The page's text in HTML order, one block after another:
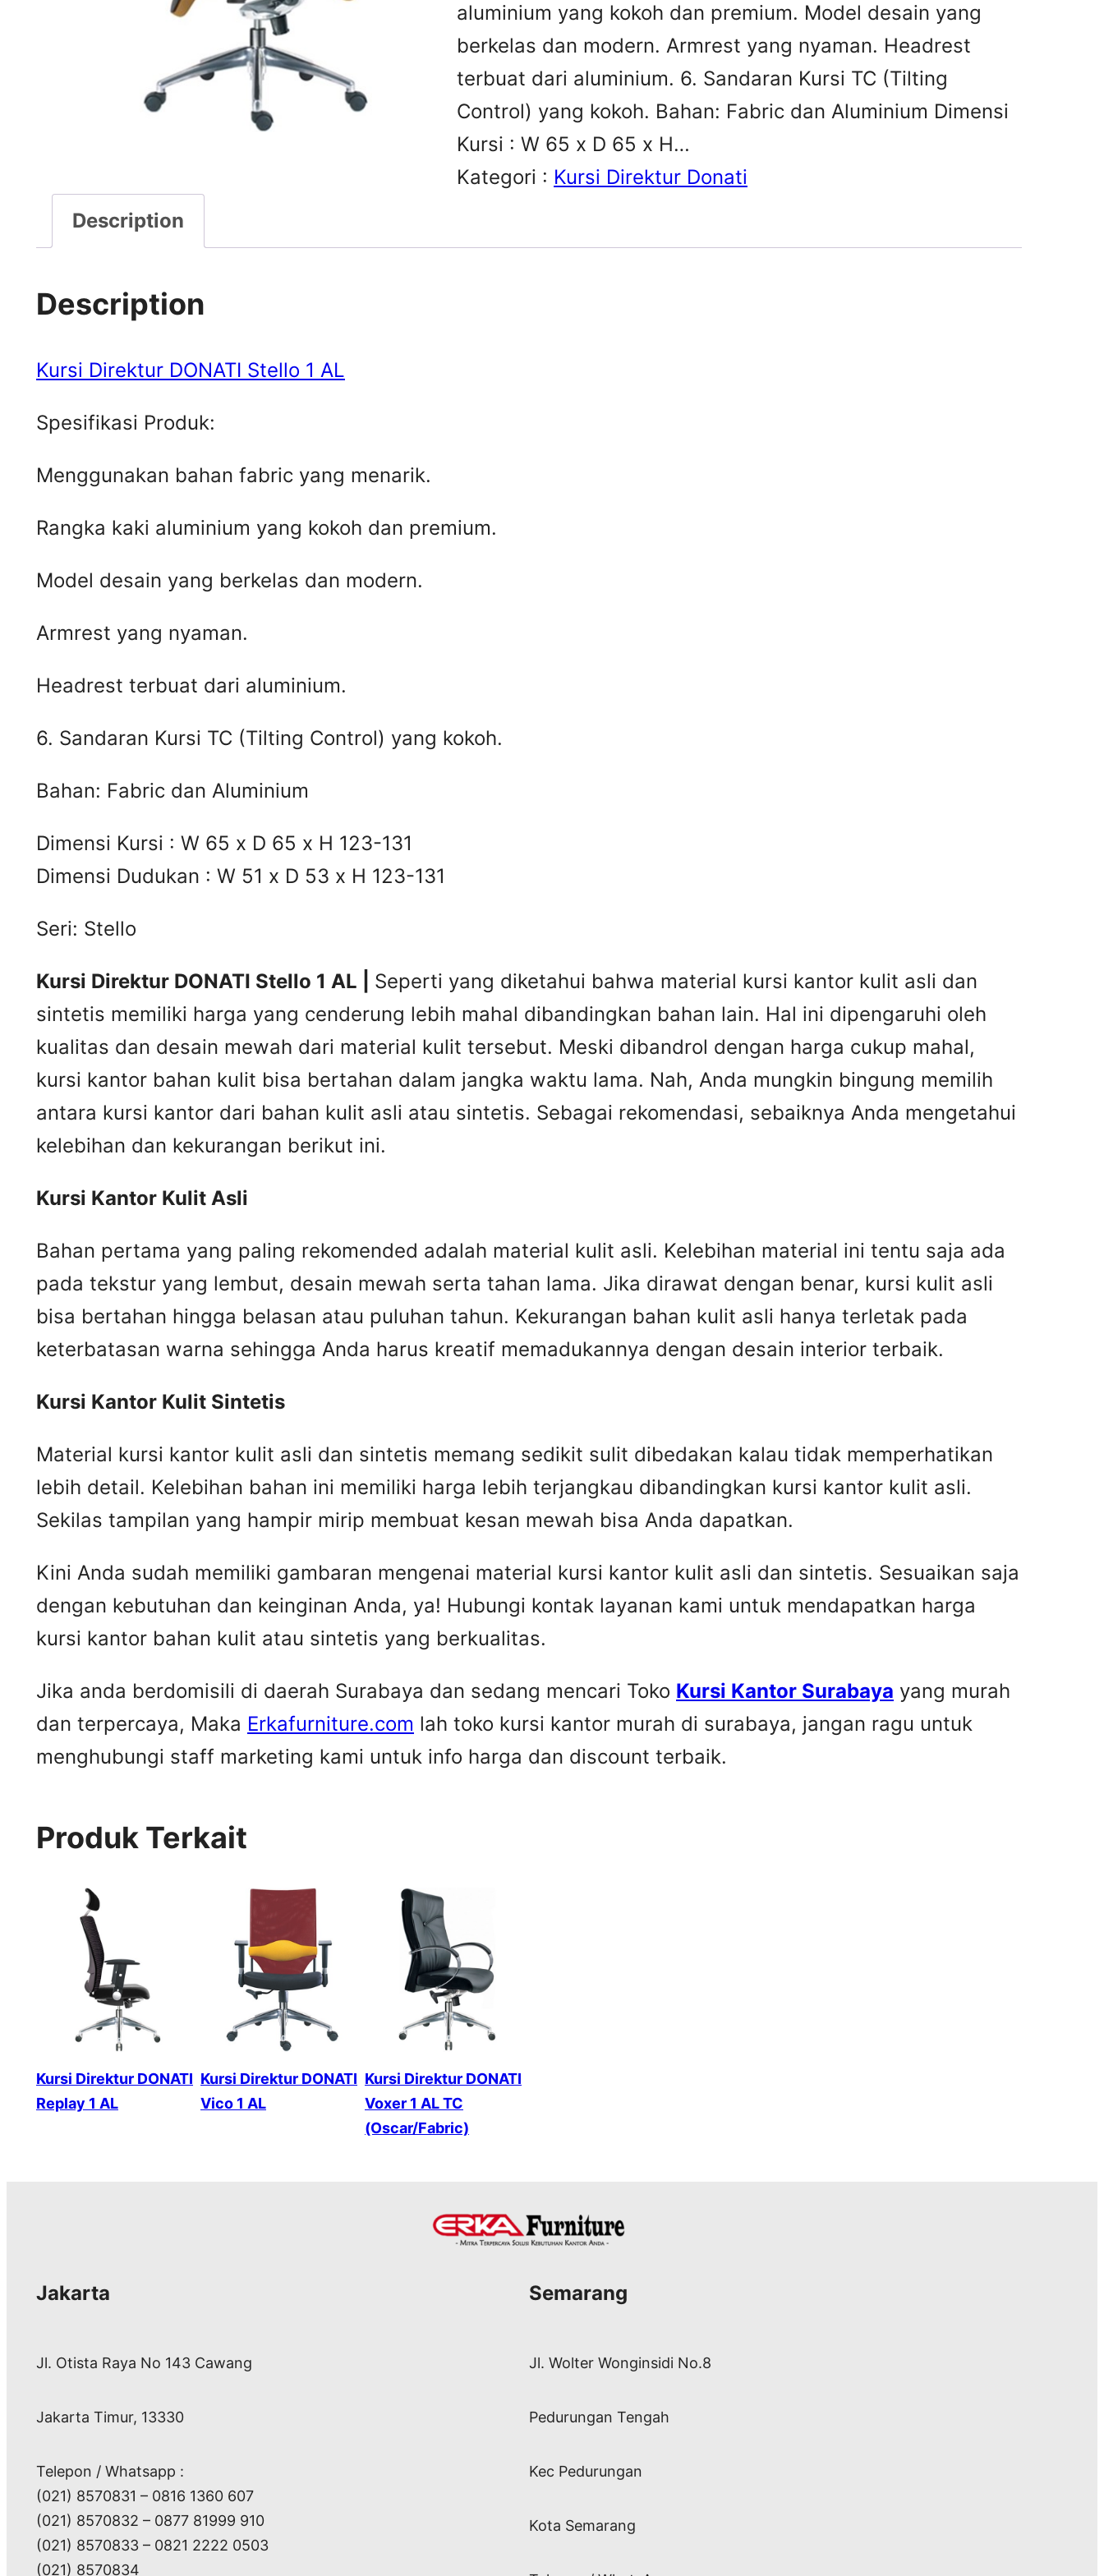
aluminium yang kokoh dan premium. Model desain yang
berkelas dan modern. Armrest yang nyaman. Headrest
terbuat dari aluminium. 6. Sandaran Kursi TC (Tilting
Control) yang kokoh. Bahan: Fabric dan Aluminium Dimensi
Kursi : W 65 x D 65 x H…
Kategori : Kursi Direktur Donati
Description
Description
Kursi Direktur DONATI Stello 1 AL
Spesifikasi Produk:
Menggunakan bahan fabric yang menarik.
Rangka kaki aluminium yang kokoh dan premium.
Model desain yang berkelas dan modern.
Armrest yang nyaman.
Headrest terbuat dari aluminium.
6. Sandaran Kursi TC (Tilting Control) yang kokoh.
Bahan: Fabric dan Aluminium
Dimensi Kursi : W 65 x D 65 x H 123-131
Dimensi Dudukan : W 51 x D 53 x H 123-131
Seri: Stello
Kursi Direktur DONATI Stello 1 AL | Seperti yang diketahui bahwa material kursi kantor kulit asli dan
sintetis memiliki harga yang cenderung lebih mahal dibandingkan bahan lain. Hal ini dipengaruhi oleh
kualitas dan desain mewah dari material kulit tersebut. Meski dibandrol dengan harga cukup mahal,
kursi kantor bahan kulit bisa bertahan dalam jangka waktu lama. Nah, Anda mungkin bingung memilih
antara kursi kantor dari bahan kulit asli atau sintetis. Sebagai rekomendasi, sebaiknya Anda mengetahui
kelebihan dan kekurangan berikut ini.
Kursi Kantor Kulit Asli
Bahan pertama yang paling rekomended adalah material kulit asli. Kelebihan material ini tentu saja ada
pada tekstur yang lembut, desain mewah serta tahan lama. Jika dirawat dengan benar, kursi kulit asli
bisa bertahan hingga belasan atau puluhan tahun. Kekurangan bahan kulit asli hanya terletak pada
keterbatasan warna sehingga Anda harus kreatif memadukannya dengan desain interior terbaik.
Kursi Kantor Kulit Sintetis
Material kursi kantor kulit asli dan sintetis memang sedikit sulit dibedakan kalau tidak memperhatikan
lebih detail. Kelebihan bahan ini memiliki harga lebih terjangkau dibandingkan kursi kantor kulit asli.
Sekilas tampilan yang hampir mirip membuat kesan mewah bisa Anda dapatkan.
Kini Anda sudah memiliki gambaran mengenai material kursi kantor kulit asli dan sintetis. Sesuaikan saja
dengan kebutuhan dan keinginan Anda, ya! Hubungi kontak layanan kami untuk mendapatkan harga
kursi kantor bahan kulit atau sintetis yang berkualitas.
Jika anda berdomisili di daerah Surabaya dan sedang mencari Toko Kursi Kantor Surabaya yang murah
dan terpercaya, Maka Erkafurniture.com lah toko kursi kantor murah di surabaya, jangan ragu untuk
menghubungi staff marketing kami untuk info harga dan discount terbaik.
Produk Terkait
Kursi Direktur DONATI
Replay 1 AL
Kursi Direktur DONATI
Vico 1 AL
Kursi Direktur DONATI
Voxer 1 AL TC
(Oscar/Fabric)
Jakarta
Jl. Otista Raya No 143 Cawang
Jakarta Timur, 13330
Telepon / Whatsapp :
(021) 8570831 – 0816 1360 607
(021) 8570832 – 0877 81999 910
(021) 8570833 – 0821 2222 0503
(021) 8570834
Semarang
Jl. Wolter Wonginsidi No.8
Pedurungan Tengah
Kec Pedurungan
Kota Semarang